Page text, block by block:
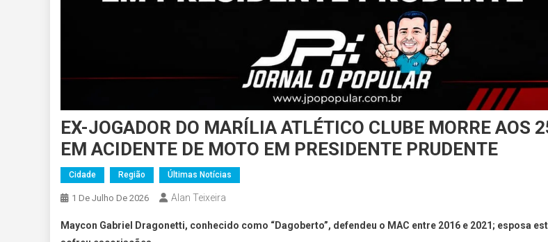
EX-JOGADOR DO MARÍLIA ATLÉTICO CLUBE MORRE AOS
EM ACIDENTE DE MOTO EM PRESIDENTE PRUDENTE
Cidade Região Últimas Notícias
1 De Julho De 2026 Alan Teixeira
Maycon Gabriel Dragonetti, conhecido como “Dagoberto”, defendeu o MAC entre 2016 e 2021; esposa